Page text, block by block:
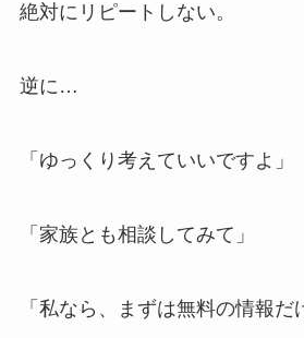
絶対にリピートしない。
逆に…
「ゆっくり考えていいですよ」
「家族とも相談してみて」
「私なら、まずは無料の情報だ